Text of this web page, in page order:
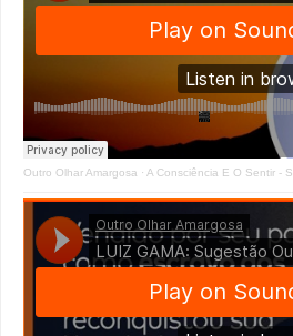
Outro Olhar Amargosa · A Consciência E O Sentir -